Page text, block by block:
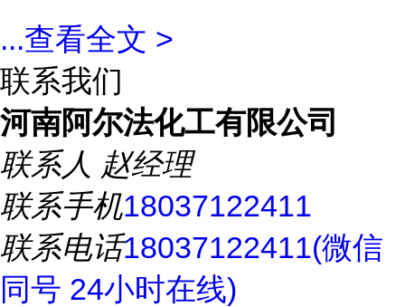
...查看全文 >
联系我们
河南阿尔法化工有限公司
联系人 赵经理
联系手机18037122411
联系电话18037122411(微信
同号 24小时在线)